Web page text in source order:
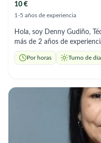
10 €
1-5 años de experiencia
Hola, soy Denny Gudiño,
más de 2 años de
más allá de la asistencia
de vida de las personas,
hogar y Mis servicios incluyen: ​* Higiene y Aseo
Cuidado experto en la
Acompañamiento y Apoyo
compañía para evitar la
Mantenimiento del orden y
equilibradas. * ​Fomento de
Por horas Turno de día